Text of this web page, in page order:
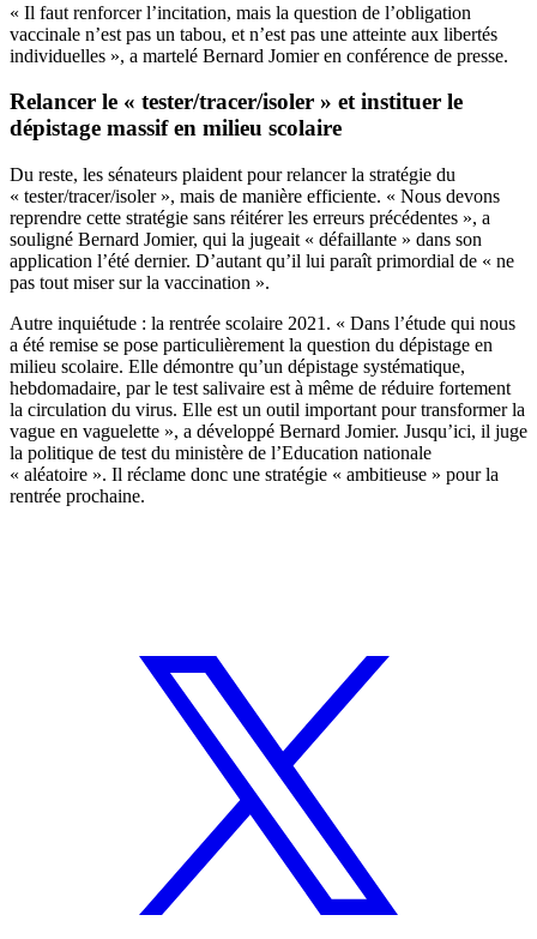
« Il faut renforcer l’incitation, mais la question de l’obligation
vaccinale n’est pas un tabou, et n’est pas une atteinte aux libertés
individuelles », a martelé Bernard Jomier en conférence de presse.
Relancer le « tester/tracer/isoler » et instituer le
dépistage massif en milieu scolaire
Du reste, les sénateurs plaident pour relancer la stratégie du
« tester/tracer/isoler », mais de manière efficiente. « Nous devons
reprendre cette stratégie sans réitérer les erreurs précédentes », a
souligné Bernard Jomier, qui la jugeait « défaillante » dans son
application l’été dernier. D’autant qu’il lui paraît primordial de « ne
pas tout miser sur la vaccination ».
Autre inquiétude : la rentrée scolaire 2021. « Dans l’étude qui nous
a été remise se pose particulièrement la question du dépistage en
milieu scolaire. Elle démontre qu’un dépistage systématique,
hebdomadaire, par le test salivaire est à même de réduire fortement
la circulation du virus. Elle est un outil important pour transformer la
vague en vaguelette », a développé Bernard Jomier. Jusqu’ici, il juge
la politique de test du ministère de l’Education nationale
« aléatoire ». Il réclame donc une stratégie « ambitieuse » pour la
rentrée prochaine.